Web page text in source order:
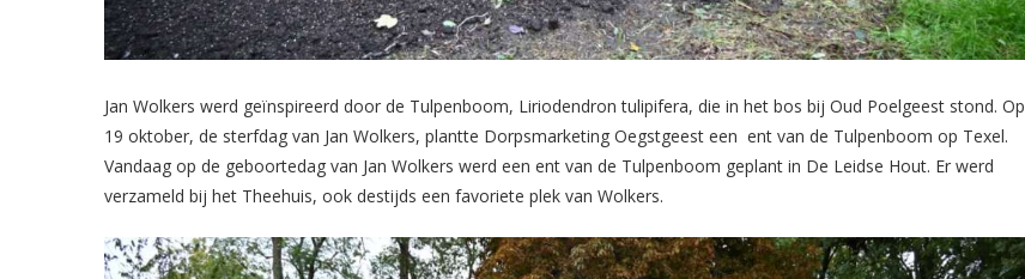
Jan Wolkers werd geïnspireerd door de Tulpenboom, Liriodendron tulipifera, die in het bos bij Oud Poelgeest stond. Op
19 oktober, de sterfdag van Jan Wolkers, plantte Dorpsmarketing Oegstgeest een ent van de Tulpenboom op Texel.
Vandaag op de geboortedag van Jan Wolkers werd een ent van de Tulpenboom geplant in De Leidse Hout. Er werd
verzameld bij het Theehuis, ook destijds een favoriete plek van Wolkers.